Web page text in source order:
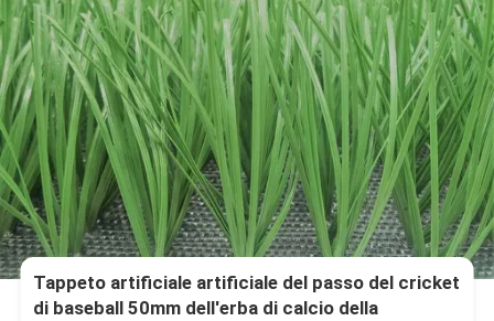
Tappeto artificiale artificiale del passo del cricket
di baseball 50mm dell'erba di calcio della